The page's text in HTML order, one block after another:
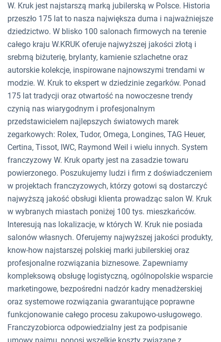
W. Kruk jest najstarszą marką jubilerską w Polsce. Historia
przeszło 175 lat to nasza największa duma i najważniejsze
dziedzictwo. W blisko 100 salonach firmowych na terenie
całego kraju W.KRUK oferuje najwyższej jakości złotą i
srebrną biżuterię, brylanty, kamienie szlachetne oraz
autorskie kolekcje, inspirowane najnowszymi trendami w
modzie. W. Kruk to ekspert w dziedzinie zegarków. Ponad
175 lat tradycji oraz otwartość na nowoczesne trendy
czynią nas wiarygodnym i profesjonalnym
przedstawicielem najlepszych światowych marek
zegarkowych: Rolex, Tudor, Omega, Longines, TAG Heuer,
Certina, Tissot, IWC, Raymond Weil i wielu innych. System
franczyzowy W. Kruk oparty jest na zasadzie towaru
powierzonego. Poszukujemy ludzi i firm z doświadczeniem
w projektach franczyzowych, którzy gotowi są dostarczyć
najwyższą jakość obsługi klienta prowadząc salon W. Kruk
w wybranych miastach poniżej 100 tys. mieszkańców.
Interesują nas lokalizacje, w których W. Kruk nie posiada
salonów własnych. Oferujemy najwyższej jakości produkty,
know-how najstarszej polskiej marki jubilerskiej oraz
profesjonalne rozwiązania biznesowe. Zapewniamy
kompleksową obsługę logistyczną, ogólnopolskie wsparcie
marketingowe, bezpośredni nadzór kadry menadżerskiej
oraz systemowe rozwiązania gwarantujące poprawne
funkcjonowanie całego procesu zakupowo-usługowego.
Franczyzobiorca odpowiedzialny jest za podpisanie
umowy najmu, ponosi wszelkie koszty związane z